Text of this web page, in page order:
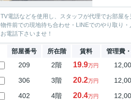
TV電話などを使用し、スタッフが代理でお部屋
物件前での現地待ち合わせ・LINEでのやり取り
お電話下さいませ！
部屋番号 所在階 賃料 管理費
209 2階 19.9万円
306 3階 20.2万円
402 4階 20.4万円